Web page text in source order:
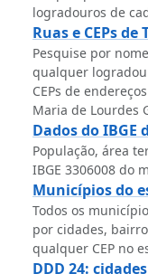
logradouros de
Ruas e CEPs de
Pesquise por
qualquer
CEPs de
Maria de Lourdes
Dados do IBGE
População, área
IBGE 3306008 do
Municípios do
Todos os
por cidades,
qualquer CEP no
DDD 24: